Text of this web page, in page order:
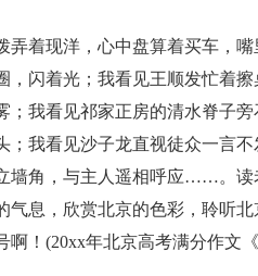
弄着现洋，心中盘算着买车，
，闪着光；我看见王顺发忙着
；我看见祁家正房的清水脊子
；我看见沙子龙直视徒众一言
墙角，与主人遥相呼应……。
气息，欣赏北京的色彩，聆听
啊！(20xx年北京高考满分作